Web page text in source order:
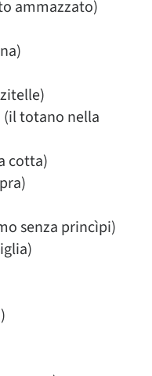
ammazzato)
(il totano nella
cotta)
senza princìpi)